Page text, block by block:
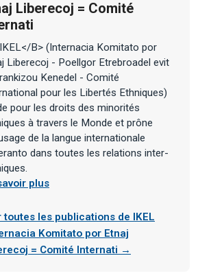
Liberecoj = Comité
B> (Internacia Komitato por
Liberecoj - Poellgor Etrebroadel evit
Kenedel - Comité
pour les Libertés Ethniques)
pour les droits des minorités
à travers le Monde et prône
de la langue internationale
dans toutes les relations inter-
plus
toutes les publications de IKEL
Komitato por Etnaj
= Comité Internati →